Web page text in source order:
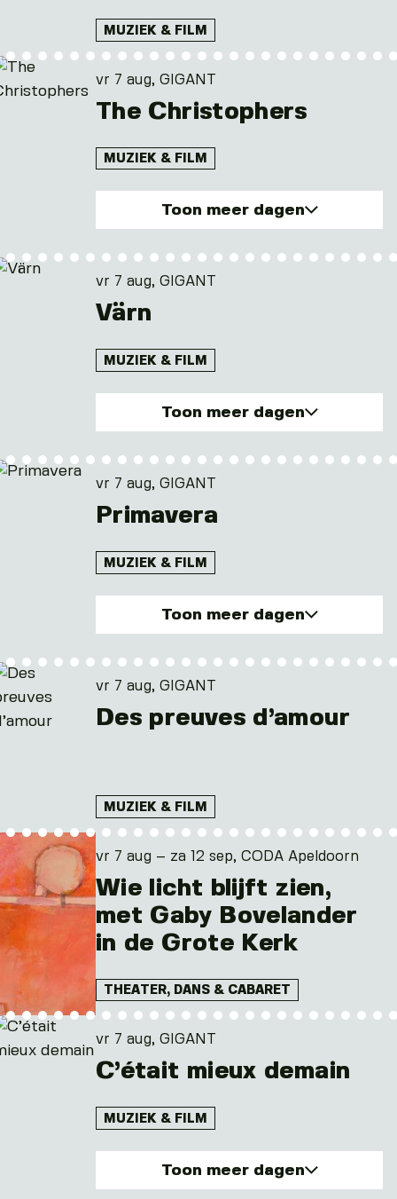
MUZIEK & FILM
vr 7 aug, GIGANT
The Christophers
MUZIEK & FILM
Toon meer dagen
vr. 7 aug 2026
za. 8 aug 2026
zo. 9 aug 2026
di. 11 aug 2026
en 1 andere dagen
vr 7 aug, GIGANT
Värn
MUZIEK & FILM
Toon meer dagen
vr. 7 aug 2026
wo. 12 aug 2026
vr 7 aug, GIGANT
Primavera
MUZIEK & FILM
Toon meer dagen
vr. 7 aug 2026
za. 8 aug 2026
zo. 9 aug 2026
ma. 10 aug 2026
vr 7 aug, GIGANT
Des preuves d’amour
MUZIEK & FILM
vr 7 aug – za 12 sep, CODA Apeldoorn
Wie licht blijft zien,
met Gaby Bovelander
in de Grote Kerk
THEATER, DANS & CABARET
vr 7 aug, GIGANT
C’était mieux demain
MUZIEK & FILM
Toon meer dagen